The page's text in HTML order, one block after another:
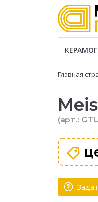
Главная
(арт.: